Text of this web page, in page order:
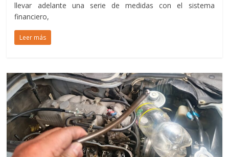
llevar adelante una serie de medidas con el sistema
financiero,
Leer más